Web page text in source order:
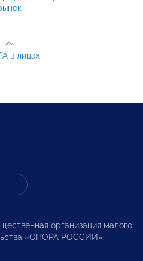
в лицах
организация малого
«ОПОРА РОССИИ».